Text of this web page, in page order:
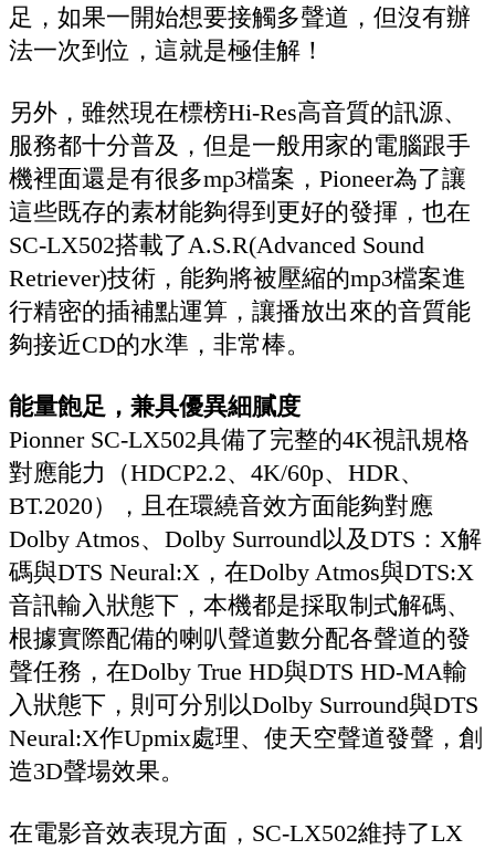
足，如果一開始想要接觸多聲道，但沒有辦
法一次到位，這就是極佳解！
另外，雖然現在標榜Hi-Res高音質的訊源、
服務都十分普及，但是一般用家的電腦跟手
機裡面還是有很多mp3檔案，Pioneer為了讓
這些既存的素材能夠得到更好的發揮，也在
SC-LX502搭載了A.S.R(Advanced Sound
Retriever)技術，能夠將被壓縮的mp3檔案進
行精密的插補點運算，讓播放出來的音質能
夠接近CD的水準，非常棒。
能量飽足，兼具優異細膩度
Pionner SC-LX502具備了完整的4K視訊規格
對應能力（HDCP2.2、4K/60p、HDR、
BT.2020），且在環繞音效方面能夠對應
Dolby Atmos、Dolby Surround以及DTS：X解
碼與DTS Neural:X，在Dolby Atmos與DTS:X
音訊輸入狀態下，本機都是採取制式解碼、
根據實際配備的喇叭聲道數分配各聲道的發
聲任務，在Dolby True HD與DTS HD-MA輸
入狀態下，則可分別以Dolby Surround與DTS
Neural:X作Upmix處理、使天空聲道發聲，創
造3D聲場效果。
在電影音效表現方面，SC-LX502維持了LX